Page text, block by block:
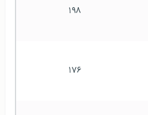
۱۹۸
۱۷۶